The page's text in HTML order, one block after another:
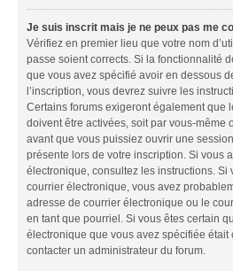
Je suis inscrit mais je ne peux pas me
Vérifiez en premier lieu que votre nom
passe soient corrects. Si la fonctionnalité
que vous avez spécifié avoir en dessous
l’inscription, vous devrez suivre les
Certains forums exigeront également que
doivent être activées, soit par vous-même
avant que vous puissiez ouvrir une
présente lors de votre inscription. Si vous
électronique, consultez les instructions. Si
courrier électronique, vous avez
adresse de courrier électronique ou le
en tant que pourriel. Si vous êtes certain
électronique que vous avez spécifiée était
contacter un administrateur du forum.